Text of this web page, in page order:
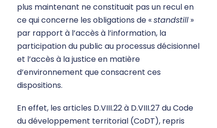
plus maintenant ne constituait pas un recul en
ce qui concerne les obligations de «standstill »
par rapport à l’accès à l’information, la
participation du public au processus décisionnel
et l’accès à la justice en matière
d’environnement que consacrent ces
dispositions.
En effet, les articles D.VIII.22 à D.VIII.27 du Code
du développement territorial (CoDT), repris